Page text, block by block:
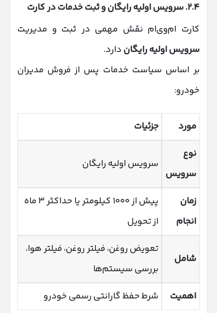
۲.۴.سرویس اولیه رایگان و ثبت خدمات در کارت
کارت ام‌وی‌ام نقش مهمی در ثبت و مدیریت
سرویس اولیه رایگان دارد.
بر اساس سیاست خدمات پس از فروش مدیران
خودرو:
مورد
جزئیات
نوع
سرویس
سرویس اولیه رایگان
زمان
انجام
پیش از ۱۰۰۰ کیلومتر یا حداکثر ۳ ماه
از تحویل
شامل
تعویض روغن، فیلتر روغن، فیلتر هوا،
بررسی سیستم‌ها
اهمیت
شرط حفظ گارانتی رسمی خودرو